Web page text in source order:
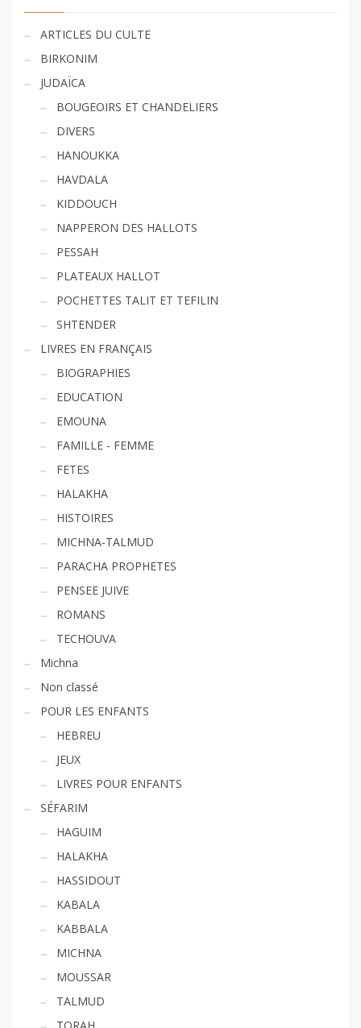
ARTICLES DU CULTE
BIRKONIM
JUDAÏCA
BOUGEOIRS ET CHANDELIERS
DIVERS
HANOUKKA
HAVDALA
KIDDOUCH
NAPPERON DES HALLOTS
PESSAH
PLATEAUX HALLOT
POCHETTES TALIT ET TEFILIN
SHTENDER
LIVRES EN FRANÇAIS
BIOGRAPHIES
EDUCATION
EMOUNA
FAMILLE - FEMME
FETES
HALAKHA
HISTOIRES
MICHNA-TALMUD
PARACHA PROPHETES
PENSEE JUIVE
ROMANS
TECHOUVA
Michna
Non classé
POUR LES ENFANTS
HEBREU
JEUX
LIVRES POUR ENFANTS
SÉFARIM
HAGUIM
HALAKHA
HASSIDOUT
KABALA
KABBALA
MICHNA
MOUSSAR
TALMUD